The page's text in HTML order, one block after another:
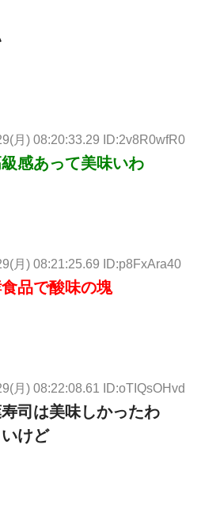
月) 08:20:33.29 ID:2v8R0wfR0
感あって美味いわ
月) 08:21:25.69 ID:p8FxAra40
品で酸味の塊
月) 08:22:08.61 ID:oTIQsOHvd
司は美味しかったわ
けど